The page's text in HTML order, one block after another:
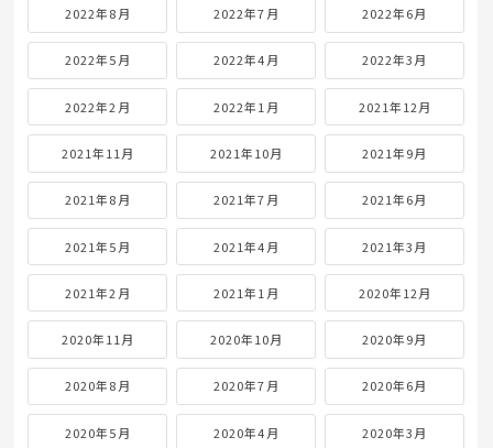
2022年8月 2022年7月 2022年6月
2022年5月 2022年4月 2022年3月
2022年2月 2022年1月 2021年12月
2021年11月 2021年10月 2021年9月
2021年8月 2021年7月 2021年6月
2021年5月 2021年4月 2021年3月
2021年2月 2021年1月 2020年12月
2020年11月 2020年10月 2020年9月
2020年8月 2020年7月 2020年6月
2020年5月 2020年4月 2020年3月